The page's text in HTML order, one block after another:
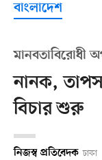
বাংলাদেশ
মানবতাবিরোধী
নানক,
বিচার শুরু
নিজস্ব প্রতিবেদক ঢাকা